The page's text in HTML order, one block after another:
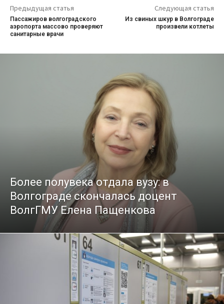
Предыдущая статья
Пассажиров волгоградского
аэропорта массово проверяют
санитарные врачи
Следующая статья
Из свиных шкур в Волгограде
произвели котлеты
Более полувека отдала вузу: в
Волгограде скончалась доцент
ВолгГМУ Елена Пащенкова